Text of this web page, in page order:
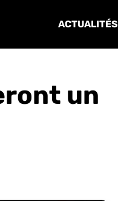
ACTUALITÉS
un